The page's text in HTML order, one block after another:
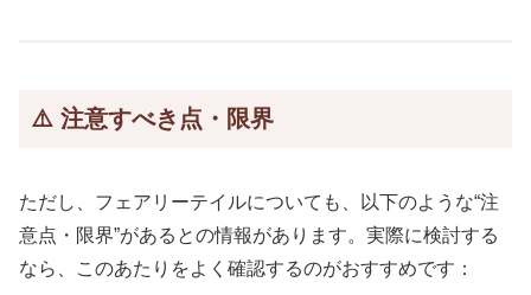
⚠️ 注意すべき点・限界
ただし、フェアリーテイルについても、以下のような“注
意点・限界”があるとの情報があります。実際に検討する
なら、このあたりをよく確認するのがおすすめです：